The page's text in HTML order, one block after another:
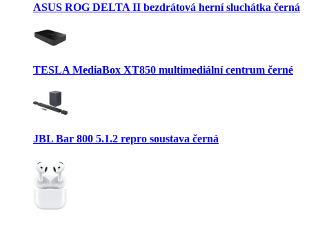
ASUS ROG DELTA II bezdrátová herní sluchátka černá
TESLA MediaBox XT850 multimediální centrum černé
JBL Bar 800 5.1.2 repro soustava černá